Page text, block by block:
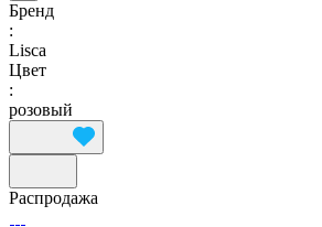
Бренд
:
Lisca
Цвет
:
розовый
Распродажа